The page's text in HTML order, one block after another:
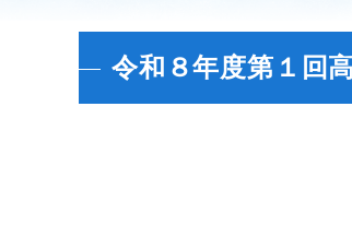
令和８年度第１回